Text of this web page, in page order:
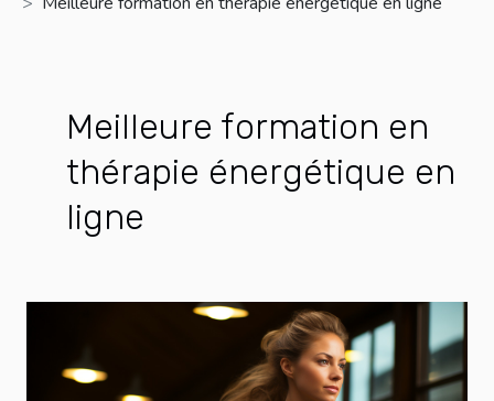
Meilleure formation en
thérapie énergétique en
ligne